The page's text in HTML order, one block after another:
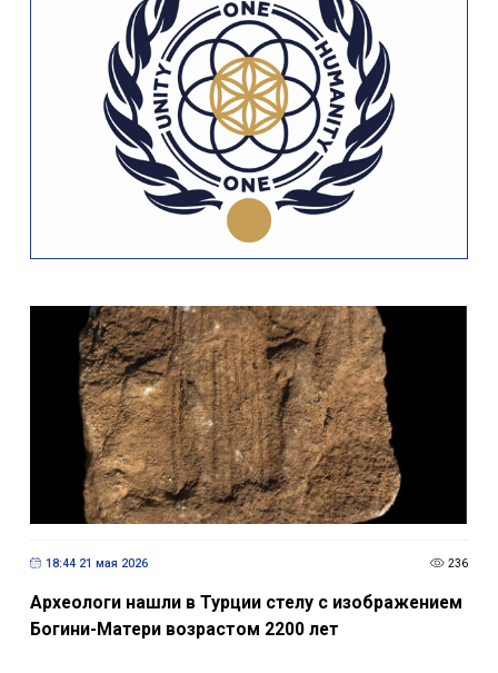
18:44 21 мая 2026 236
Археологи нашли в Турции стелу с изображением
Богини-Матери возрастом 2200 лет